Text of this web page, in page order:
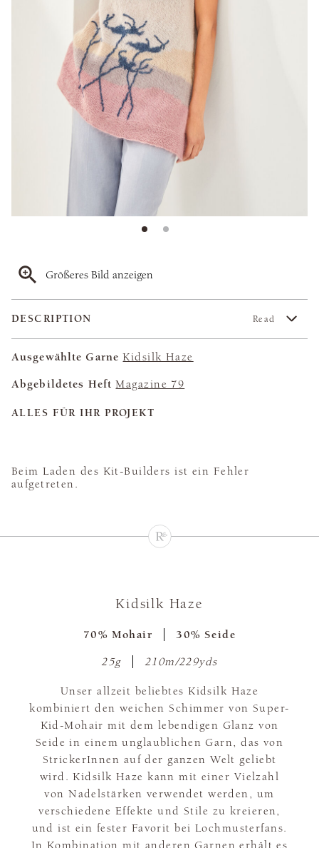
Größeres Bild anzeigen
DESCRIPTION Read
Ausgewählte Garne Kidsilk Haze
Abgebildetes Heft Magazine 79
ALLES FÜR IHR PROJEKT
Beim Laden des Kit-Builders ist ein Fehler
aufgetreten.
Kidsilk Haze
70% Mohair 30% Seide
25g 210m/229yds
Unser allzeit beliebtes Kidsilk Haze
kombiniert den weichen Schimmer von Super-
Kid-Mohair mit dem lebendigen Glanz von
Seide in einem unglaublichen Garn, das von
StrickerInnen auf der ganzen Welt geliebt
wird. Kidsilk Haze kann mit einer Vielzahl
von Nadelstärken verwendet werden, um
verschiedene Effekte und Stile zu kreieren,
und ist ein fester Favorit bei Lochmusterfans.
In Kombination mit anderen Garnen erhält es